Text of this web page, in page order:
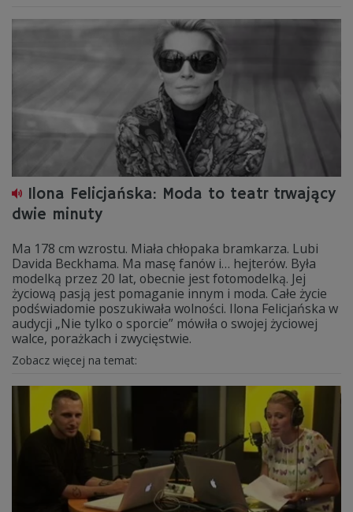
Ilona Felicjańska: Moda to teatr trwający
dwie minuty
Ma 178 cm wzrostu. Miała chłopaka bramkarza. Lubi
Davida Beckhama. Ma masę fanów i… hejterów. Była
modelką przez 20 lat, obecnie jest fotomodelką. Jej
życiową pasją jest pomaganie innym i moda. Całe życie
podświadomie poszukiwała wolności. Ilona Felicjańska w
audycji „Nie tylko o sporcie” mówiła o swojej życiowej
walce, porażkach i zwycięstwie.
Zobacz więcej na temat: